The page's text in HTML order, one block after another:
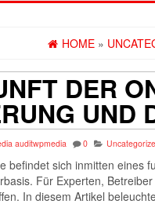
HOME »
DER
UND
auditwpmedia 0
befindet sich inmitten eines
Für Experten,
In diesem Artikel